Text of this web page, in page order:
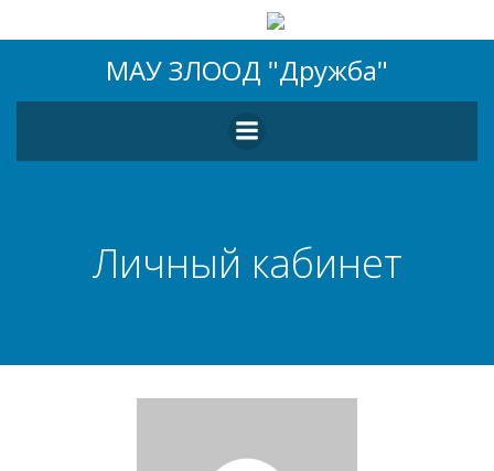
к
содержимому
МАУ ЗЛООД "Дружба"
Личный кабинет